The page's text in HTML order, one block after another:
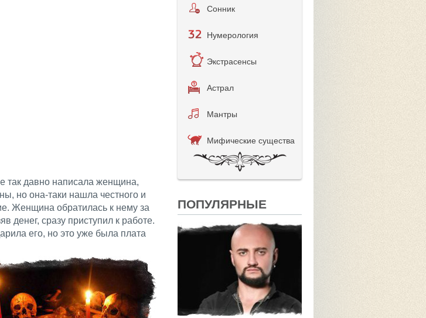
так давно написала женщина,
но она-таки нашла честного и
Женщина обратилась к нему за
денег, сразу приступил к работе.
его, но это уже была плата
Сонник
Нумерология
Экстрасенсы
Астрал
Мантры
Мифические существа
ПОПУЛЯРНЫЕ